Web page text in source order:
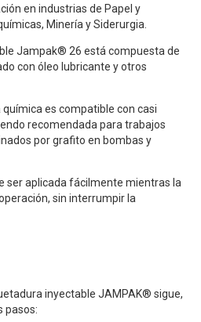
en industrias de Papel y
Minería y Siderurgia.
Jampak® 26 está compuesta de
con óleo lubricante y otros
es compatible con casi
recomendada para trabajos
por grafito en bombas y
ser aplicada fácilmente mientras la
sin interrumpir la
inyectable JAMPAK® sigue,
pasos: